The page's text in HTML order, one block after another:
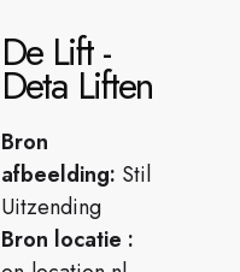
De Lift -
Deta Liften
Bron
afbeelding: Stil
Uitzending
Bron locatie :